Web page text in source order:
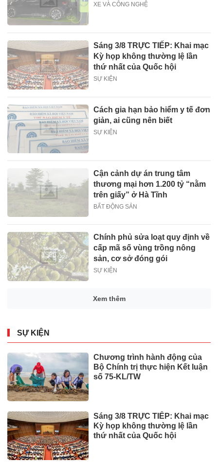
XE VÀ CÔNG NGHỆ
Sáng 3/8 TRỰC TIẾP: Khai mạc
Kỳ họp không thường lệ lần
thứ nhất của Quốc hội
SỰ KIỆN
Cách gia hạn bảo hiểm y tế đơn
giản, ai cũng nên biết
SỰ KIỆN
Cận cảnh dự án trung tâm
thương mại hơn 1.200 tỷ “nằm
trên giấy” ở Hà Tĩnh
BẤT ĐỘNG SẢN
Chính phủ sửa loạt quy định về
cấp mã số vùng trồng nông
sản, cơ sở đóng gói
SỰ KIỆN
Xem thêm
SỰ KIỆN
Chương trình hành động của
Bộ Chính trị thực hiện Kết luận
số 75-KL/TW
Sáng 3/8 TRỰC TIẾP: Khai mạc
Kỳ họp không thường lệ lần
thứ nhất của Quốc hội